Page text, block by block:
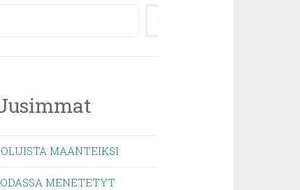
ETSI
MAANTEIKSI
MENETETYT